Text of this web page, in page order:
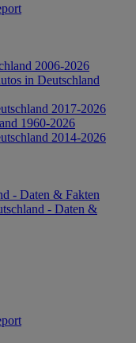
2006-2026
in Deutschland
2017-2026
1960-2026
2014-2026
- Daten & Fakten
- Daten &